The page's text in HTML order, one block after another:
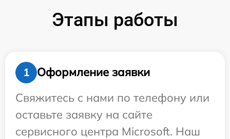
Этапы работы
1
Оформление заявки
Свяжитесь с нами по телефону или
оставьте заявку на сайте
сервисного центра Microsoft. Наш